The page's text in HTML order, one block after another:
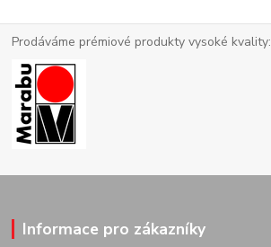
Prodáváme prémiové produkty vysoké kvality:
Informace pro zákazníky